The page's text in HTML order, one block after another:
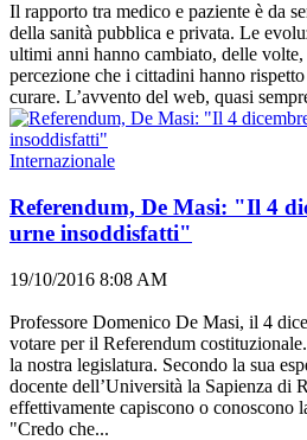
Il rapporto tra medico e paziente è da
della sanità pubblica e privata. Le
ultimi anni hanno cambiato, delle
percezione che i cittadini hanno
curare. L’avvento del web, quasi
Internazionale
Referendum, De Masi: "Il 4
urne insoddisfatti"
19/10/2016 8:08 AM
Professore Domenico De Masi, il 4
votare per il Referendum
la nostra legislatura. Secondo la sua
docente dell’Università la Sapienza di
effettivamente capiscono o conoscono
"Credo che...